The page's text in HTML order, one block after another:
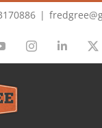
|
YouTubeInstagramLinkedIn